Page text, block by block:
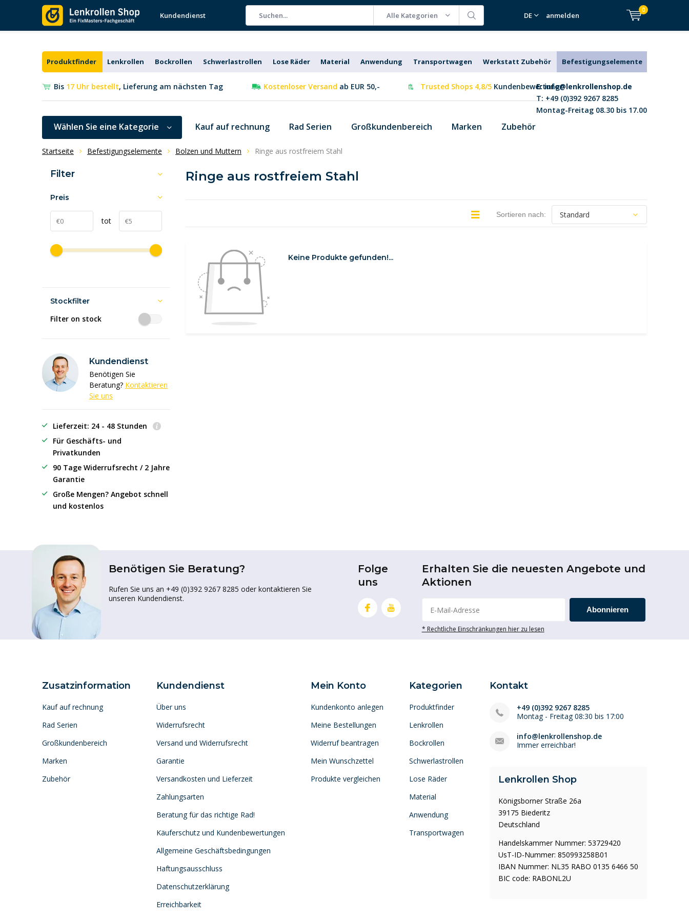
Kundendienst Alle Kategorien DE anmelden
0
Produktfinder Lenkrollen Bockrollen Schwerlastrollen Lose Räder Material Anwendung Transportwagen Werkstatt Zubehör Befestigungselemente
Bis 17 Uhr bestellt, Lieferung am nächsten Tag Kostenloser Versand ab EUR 50,- Trusted Shops 4,8/5 Kundenbewertung
E:info@lenkrollenshop.de
T: +49 (0)392 9267 8285
Montag-Freitag 08.30 bis 17.00
Wählen Sie eine Kategorie Kauf auf rechnung Rad Serien Großkundenbereich Marken Zubehör
Startseite Befestigungselemente Bolzen und Muttern Ringe aus rostfreiem Stahl
Ringe aus rostfreiem Stahl
Sortieren nach:
Keine Produkte gefunden!...
Filter
Preis
tot
Stockfilter
Filter on stock
Kundendienst
Benötigen Sie
Beratung? Kontaktieren
Sie uns
Lieferzeit: 24 - 48 Stunden
Für Geschäfts- und
Privatkunden
90 Tage Widerrufsrecht / 2 Jahre
Garantie
Große Mengen? Angebot schnell
und kostenlos
Benötigen Sie Beratung?
Rufen Sie uns an +49 (0)392 9267 8285 oder kontaktieren Sie
unseren Kundendienst.
Folge
uns
Erhalten Sie die neuesten Angebote und
Aktionen
Abonnieren
* Rechtliche Einschränkungen hier zu lesen
Zusatzinformation
Kauf auf rechnung
Rad Serien
Großkundenbereich
Marken
Zubehör
Kundendienst
Über uns
Widerrufsrecht
Versand und Widerrufsrecht
Garantie
Versandkosten und Lieferzeit
Zahlungsarten
Beratung für das richtige Rad!
Käuferschutz und Kundenbewertungen
Allgemeine Geschäftsbedingungen
Haftungsausschluss
Datenschutzerklärung
Erreichbarkeit
Mein Konto
Kundenkonto anlegen
Meine Bestellungen
Widerruf beantragen
Mein Wunschzettel
Produkte vergleichen
Kategorien
Produktfinder
Lenkrollen
Bockrollen
Schwerlastrollen
Lose Räder
Material
Anwendung
Transportwagen
Kontakt
+49 (0)392 9267 8285
Montag - Freitag 08:30 bis 17:00
info@lenkrollenshop.de
Immer erreichbar!
Lenkrollen Shop
Königsborner Straße 26a
39175 Biederitz
Deutschland
Handelskammer Nummer: 53729420
UsT-ID-Nummer: 850993258B01
IBAN Nummer: NL35 RABO 0135 6466 50
BIC code: RABONL2U